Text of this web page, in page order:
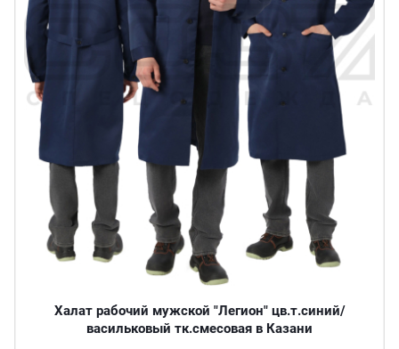
Халат рабочий мужской "Легион" цв.т.синий/
васильковый тк.смесовая в Казани